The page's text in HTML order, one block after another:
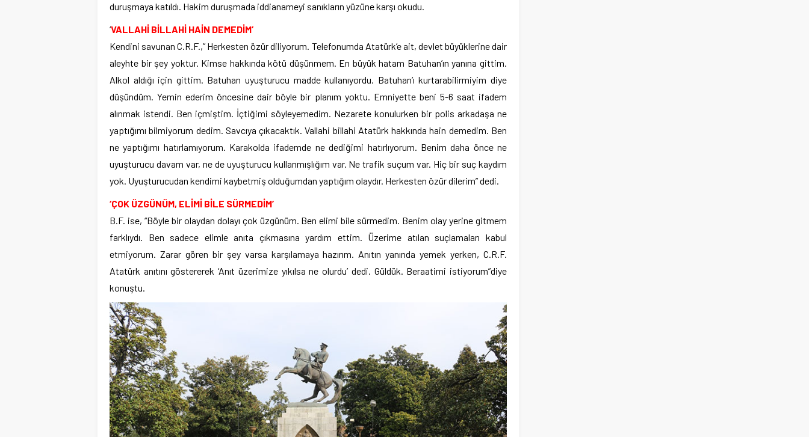
duruşmaya katıldı. Hakim duruşmada iddianameyi sanıkların yüzüne karşı okudu.
‘VALLAHİ BİLLAHİ HAİN DEMEDİM’
Kendini savunan C.R.F.,” Herkesten özür diliyorum. Telefonumda Atatürk’e ait, devlet büyüklerine dair
aleyhte bir şey yoktur. Kimse hakkında kötü düşünmem. En büyük hatam Batuhan’ın yanına gittim.
Alkol aldığı için gittim. Batuhan uyuşturucu madde kullanıyordu. Batuhan’ı kurtarabilirmiyim diye
düşündüm. Yemin ederim öncesine dair böyle bir planım yoktu. Emniyette beni 5-6 saat ifadem
alınmak istendi. Ben içmiştim. İçtiğimi söyleyemedim. Nezarete konulurken bir polis arkadaşa ne
yaptığımı bilmiyorum dedim. Savcıya çıkacaktık. Vallahi billahi Atatürk hakkında hain demedim. Ben
ne yaptığımı hatırlamıyorum. Karakolda ifademde ne dediğimi hatırlıyorum. Benim daha önce ne
uyuşturucu davam var, ne de uyuşturucu kullanmışlığım var. Ne trafik suçum var. Hiç bir suç kaydım
yok. Uyuşturucudan kendimi kaybetmiş olduğumdan yaptığım olaydır. Herkesten özür dilerim” dedi.
‘ÇOK ÜZGÜNÜM, ELİMİ BİLE SÜRMEDİM’
B.F. ise, “Böyle bir olaydan dolayı çok üzgünüm. Ben elimi bile sürmedim. Benim olay yerine gitmem
farklıydı. Ben sadece elimle anıta çıkmasına yardım ettim. Üzerime atılan suçlamaları kabul
etmiyorum. Zarar gören bir şey varsa karşılamaya hazırım. Anıtın yanında yemek yerken, C.R.F.
Atatürk anıtını göstererek ‘Anıt üzerimize yıkılsa ne olurdu’ dedi. Güldük. Beraatimi istiyorum”diye
konuştu.